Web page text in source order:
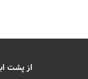
از پشت